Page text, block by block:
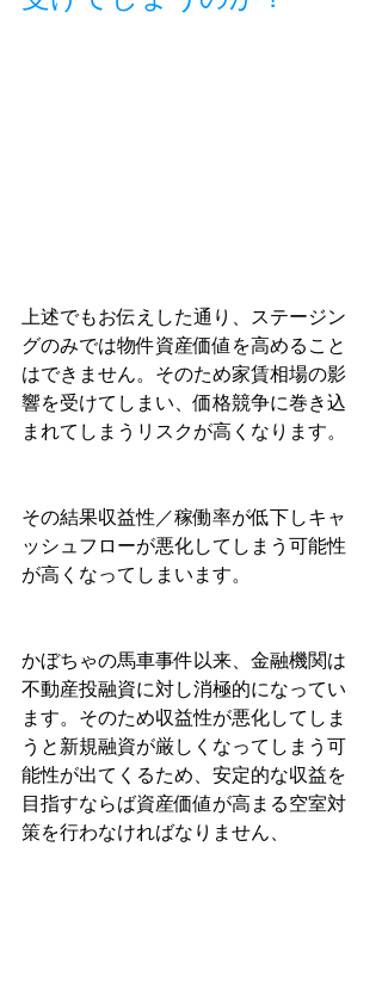
上述でもお伝えした通り、ステージン
グのみでは物件資産価値を高めること
はできません。そのため家賃相場の影
響を受けてしまい、価格競争に巻き込
まれてしまうリスクが高くなります。
その結果収益性／稼働率が低下しキャ
ッシュフローが悪化してしまう可能性
が高くなってしまいます。
かぼちゃの馬車事件以来、金融機関は
不動産投融資に対し消極的になってい
ます。そのため収益性が悪化してしま
うと新規融資が厳しくなってしまう可
能性が出てくるため、安定的な収益を
目指すならば資産価値が高まる空室対
策を行わなければなりません、